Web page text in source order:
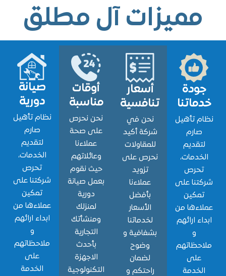
آل مطلق
تأهيل
على
من
ارائهم
أسعار
تنافسية
نحن في
شركة أكيد
للمقاولات
نحرص على
عملاءنا
الأسعار
لخدماتنا
بشفافية و
راحتكم و
أوقات
مناسبة
نحن نحرص
على صحة
وعائلاتهم
حيث نقوم
بعمل صيانة
ومنشأتك
التجارية
التكنولوجية
صيانة
دورية
نظام تأهيل
الخدمات،
شركتنا على
عملاءها من
ابداء ارائهم
ملاحظاتهم
الخدمة